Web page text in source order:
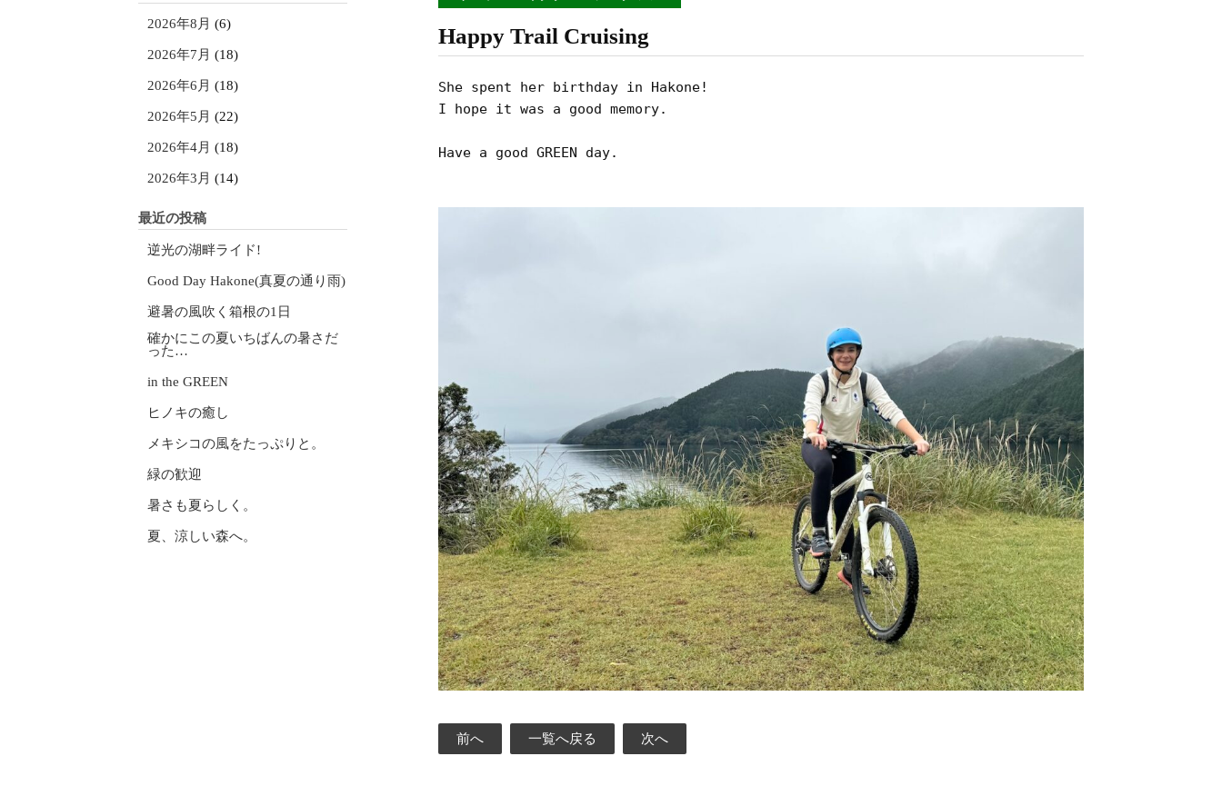
2026年8月 (6)
2026年7月 (18)
2026年6月 (18)
2026年5月 (22)
2026年4月 (18)
2026年3月 (14)
最近の投稿
逆光の湖畔ライド!
Good Day Hakone(真夏の通り雨)
避暑の風吹く箱根の1日
確かにこの夏いちばんの暑さだ
った…
in the GREEN
ヒノキの癒し
メキシコの風をたっぷりと。
緑の歓迎
暑さも夏らしく。
夏、涼しい森へ。
Happy Trail Cruising
She spent her birthday in Hakone!
I hope it was a good memory.
Have a good GREEN day.
前へ 一覧へ戻る 次へ